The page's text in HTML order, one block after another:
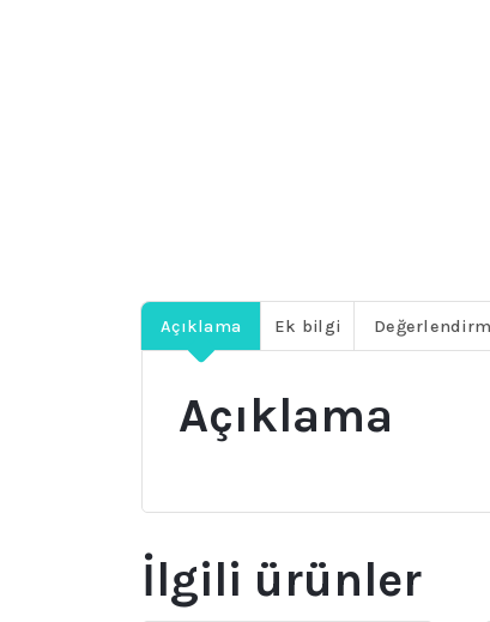
Açıklama Ek bilgi
Açıklama
İlgili ürünler